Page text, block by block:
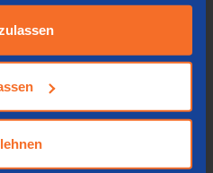
auf die
weiche